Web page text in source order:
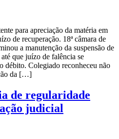
para apreciação da matéria em
de recuperação. 18ª câmara de
a manutenção da suspensão de
que juízo de falência se
débito. Colegiado reconheceu não
da […]
de regularidade
judicial